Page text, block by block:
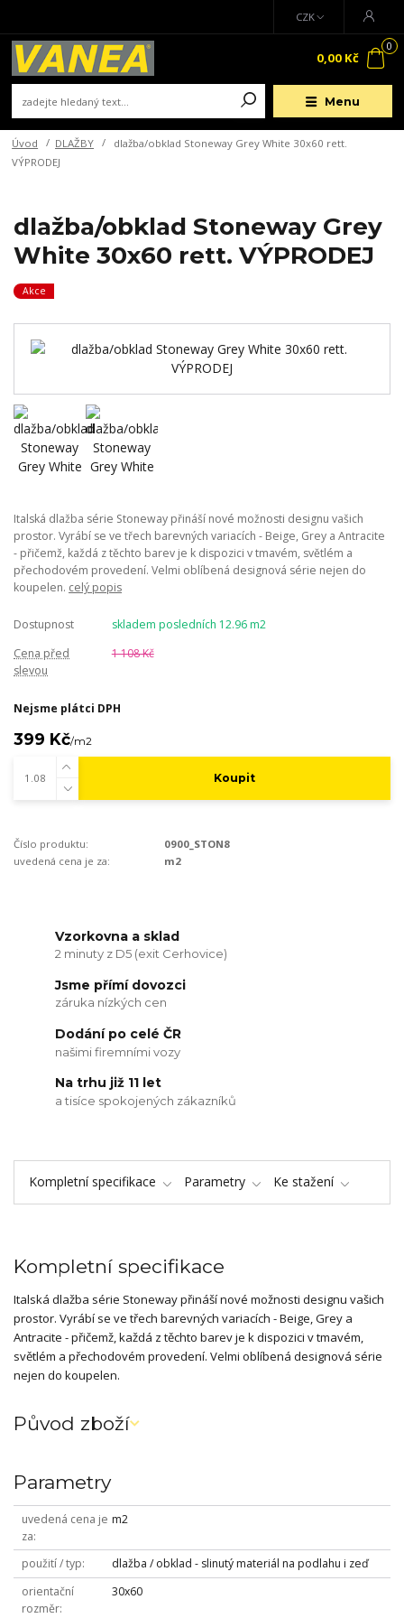
Menu
CZK
0
0,00 Kč
Úvod DLAŽBY
dlažba/obklad Stoneway Grey White 30x60 rett.
VÝPRODEJ
dlažba/obklad Stoneway Grey
White 30x60 rett. VÝPRODEJ
Akce
Italská dlažba série Stoneway přináší nové možnosti designu vašich
prostor. Vyrábí se ve třech barevných variacích - Beige, Grey a Antracite
- přičemž, každá z těchto barev je k dispozici v tmavém, světlém a
přechodovém provedení. Velmi oblíbená designová série nejen do
koupelen. celý popis
Dostupnost
skladem posledních 12.96 m2
Cena před
slevou
1 108 Kč
Nejsme plátci DPH
399 Kč/m2
Koupit
Číslo produktu:
0900_STON8
uvedená cena je za:
m2
Vzorkovna a sklad
2 minuty z D5 (exit Cerhovice)
Jsme přímí dovozci
záruka nízkých cen
Dodání po celé ČR
našimi firemními vozy
Na trhu již 11 let
a tisíce spokojených zákazníků
Kompletní specifikace Parametry Ke stažení
Kompletní specifikace
Italská dlažba série Stoneway přináší nové možnosti designu vašich
prostor. Vyrábí se ve třech barevných variacích - Beige, Grey a
Antracite - přičemž, každá z těchto barev je k dispozici v tmavém,
světlém a přechodovém provedení. Velmi oblíbená designová série
nejen do koupelen.
Původ zboží
Parametry
uvedená cena je
za
m2
použití / typ
dlažba / obklad - slinutý materiál na podlahu i zeď
orientační
rozměr
30x60